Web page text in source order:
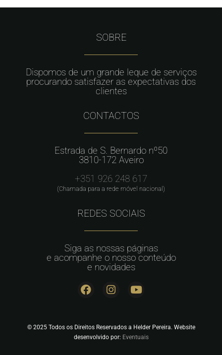
SOBRE
Dispomos de um grande leque de serviços
procurando satisfazer as expectativas dos
clientes
CONTACTOS
Estrada de S. Bernardo nº50
3810-172 Aveiro
+351 926 248 617
(Chamada para a rede móvel nacional)
REDES SOCIAIS
Siga as nossas páginas
e acompanhe o nosso conteúdo
e novidades
© 2025 Todos os Direitos Reservados a Helder Pereira. Website
desenvolvido por: Eventuais